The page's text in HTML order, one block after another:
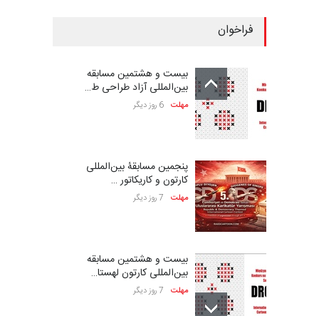
فراخوان
بیست و هشتمین مسابقه
بین‌المللی آزاد طراحی ط…
مهلت 6 روز دیگر
پنجمین مسابقۀ بین‌المللی
کارتون و کاریکاتور …
مهلت 7 روز دیگر
بیست و هشتمین مسابقه
بین‌المللی کارتون لهستا…
مهلت 7 روز دیگر